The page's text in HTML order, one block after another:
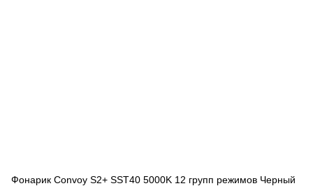
Фонарик Convoy S2+ SST40 5000K 12 групп режимов Черный